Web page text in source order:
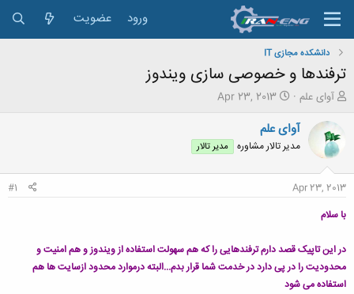
ورود عضویت
دانشکده مجازی IT
ترفندها و خصوصی سازی ویندوز
ش
و
ع
ک
ه
ض
و
ع
آوای علم
ت
ر
ی
خ
Apr 23, 2013
آوای علم
مدیر تالار مشاوره مدیر تالار
Apr 23, 2013
#1
با سلام
در این تاپیک قصد دارم ترفندهایی را که هم سهولت استفاده از ویندوز و هم امنیت و
محدودیت را در پی دارد در خدمت شما قرار بدم...البته درموارد محدود ازسایت ها هم
استفاده می شود